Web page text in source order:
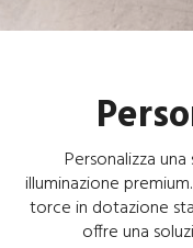
Personalizza
illuminazione
torce in dotazione
offre una